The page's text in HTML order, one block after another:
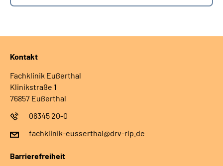
Kontakt
Fachklinik Eußerthal
Klinikstraße 1
76857 Eußerthal
06345 20-0
fachklinik-eusserthal@drv-rlp.de
Barrierefreiheit